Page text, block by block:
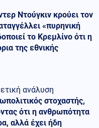
Ντούγκιν κρούει τον
«πυρηνική
το Κρεμλίνο ότι η
της εθνικής
ανάλυση
στοχαστής,
ότι η ανθρωπότητα
αλλά έχει ήδη